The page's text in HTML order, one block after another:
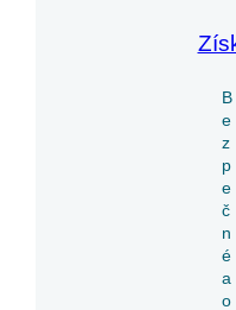
B
e
z
p
e
č
n
é
a
o